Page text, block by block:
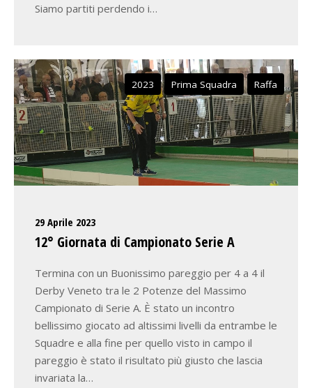
Siamo partiti perdendo i…
2023 Prima Squadra Raffa
29 Aprile 2023
12° Giornata di Campionato Serie A
Termina con un Buonissimo pareggio per 4 a 4 il
Derby Veneto tra le 2 Potenze del Massimo
Campionato di Serie A. È stato un incontro
bellissimo giocato ad altissimi livelli da entrambe le
Squadre e alla fine per quello visto in campo il
pareggio è stato il risultato più giusto che lascia
invariata la…